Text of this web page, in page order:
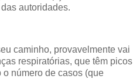
autoridades.
caminho, provavelmente vai
respiratórias, que têm picos
o número de casos (que